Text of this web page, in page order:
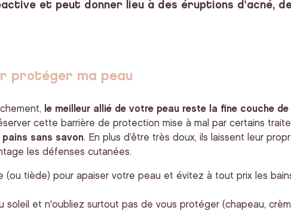
et peut donner lieu à des éruptions d'acné,
protéger ma peau
le meilleur allié de votre peau reste la fine couche
cette barrière de protection mise à mal par certains
sans savon. En plus d’être très doux, ils laissent leur
les défenses cutanées.
(ou tiède) pour apaiser votre peau et évitez à tout prix les
soleil et n'oubliez surtout pas de vous protéger (chapeau,